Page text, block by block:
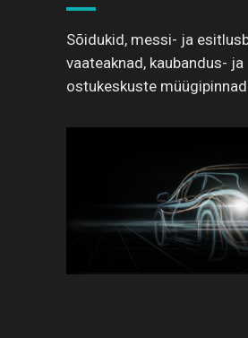
Sõidukid, messi- ja
vaateaknad, kaubandus- ja
ostukeskuste müügipinnad